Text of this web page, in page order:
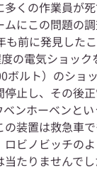
くの作業員が
ムにこの問題の
前に発見した
の電気ショッ
ボルト）のシ
止し、その後正
ベンホーベンと
の装置は救急車
ロビノビッチの
たりませんでし